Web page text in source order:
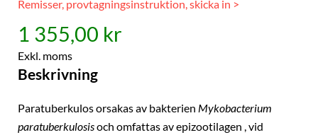
Remisser, provtagningsinstruktion, skicka in >
1 355,00 kr
Exkl. moms
Beskrivning
Paratuberkulos orsakas av bakterien Mykobacterium
paratuberkulosisoch omfattas av epizootilagen , vid